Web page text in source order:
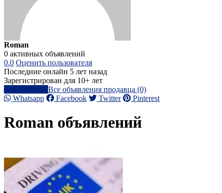
Roman
0 активных объявлений
0.0 Оценить пользователя
Последние онлайн 5 лет назад
Зарегистрирован для 10+ лет
Все объявления продавца (0)
Whatsapp
Facebook Twitter Pinterest
Roman объявлений